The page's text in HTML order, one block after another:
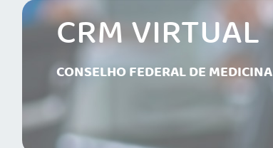
CRM VIRTUAL
CONSELHO FEDERAL DE MEDICINA